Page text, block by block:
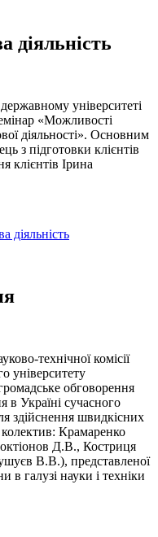
діяльність
університеті
«Можливості
діяльності». Основним
з підготовки клієнтів
клієнтів Ірина
діяльність
технічної комісії
університету
обговорення
в Україні сучасного
здійснення швидкісних
Крамаренко
Д.В., Костриця
В.В.), представленої
в галузі науки і техніки